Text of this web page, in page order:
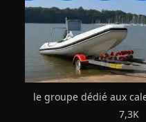
le groupe dédié aux
7,3K